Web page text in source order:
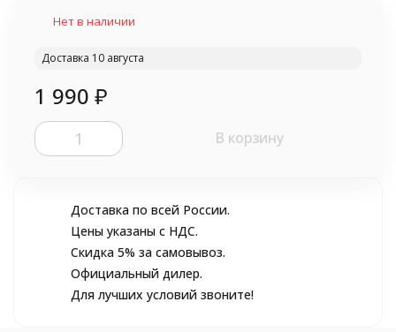
Нет в наличии
Доставка 10 августа
1 990 ₽
В корзину
Доставка по всей России.
Цены указаны с НДС.
Скидка 5% за самовывоз.
Официальный дилер.
Для лучших условий звоните!